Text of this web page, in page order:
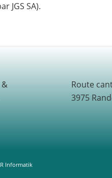
JGS SA).
&
Route
3975
Informatik